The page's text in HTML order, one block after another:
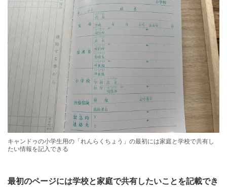
キャンドゥの小学生用の「れんらくちょう」の最初には家庭と学校で共有し
たい情報を記入できる
最初のページには学校と家庭で共有したいことを記載でき